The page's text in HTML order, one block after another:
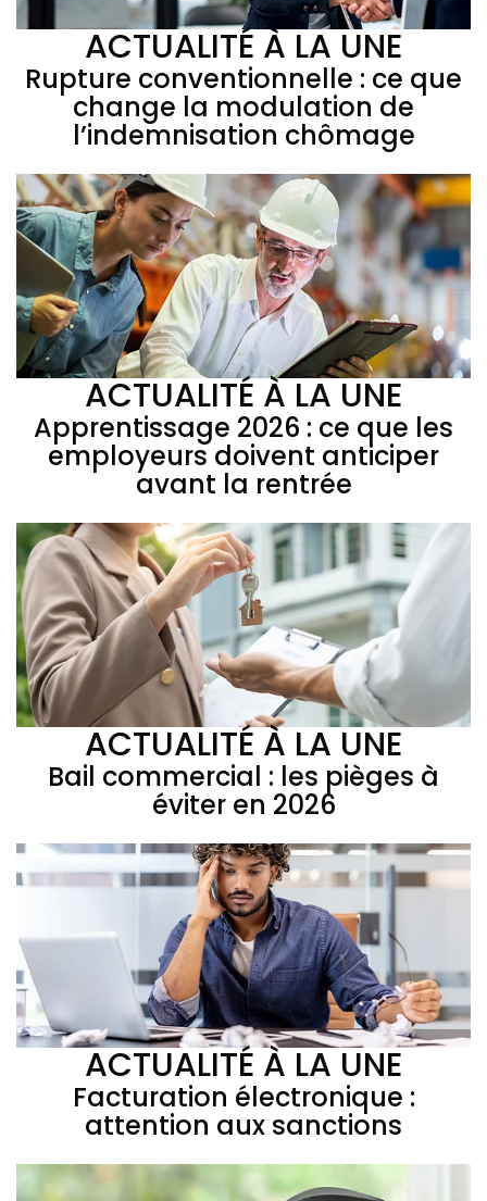
ACTUALITÉ À LA UNE
Rupture conventionnelle : ce que
change la modulation de
l’indemnisation chômage
ACTUALITÉ À LA UNE
Apprentissage 2026 : ce que les
employeurs doivent anticiper
avant la rentrée
ACTUALITÉ À LA UNE
Bail commercial : les pièges à
éviter en 2026
ACTUALITÉ À LA UNE
Facturation électronique :
attention aux sanctions